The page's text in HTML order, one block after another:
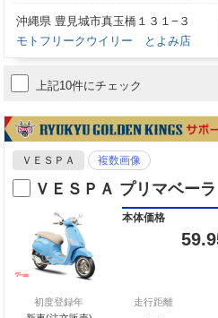
沖縄県 豊見城市真玉橋１３１−３
モトフリークウイリー とよみ店
上記10件にチェック
ＶＥＳＰＡ 複数画像
ＶＥＳＰＡ プリマベー
本体価格
初度登録年
走行距離